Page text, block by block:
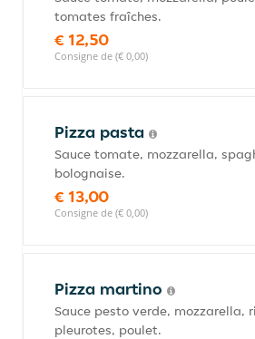
tomates fraîches.
€ 12,50
Consigne de (€ 0,00)
Pizza pasta
Sauce tomate, mozzarella,
bolognaise.
€ 13,00
Consigne de (€ 0,00)
Pizza martino
Sauce pesto verde, mozzarella,
pleurotes, poulet.